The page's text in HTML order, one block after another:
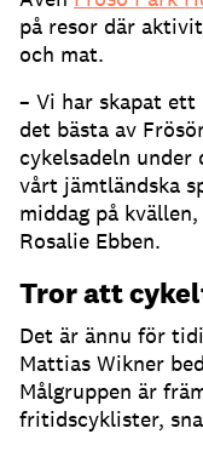
på resor där
och mat.
– Vi har skapat ett
det bästa av
cykelsadeln under
vårt jämtländska
middag på
Rosalie Ebben.
Tror att
Det är ännu för
Mattias Wikner
Målgruppen är
fritidscyklister,